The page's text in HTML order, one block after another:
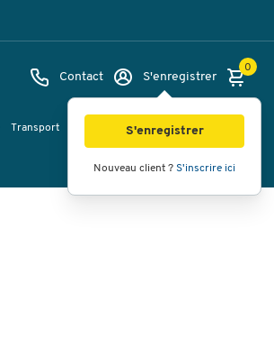
Contact S'enregistrer
S'enregistrer
Nouveau client ? S'inscrire ici
0
Transport Services & planification Inspiration
Vue à 360